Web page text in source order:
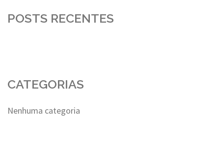
POSTS RECENTES
CATEGORIAS
Nenhuma categoria